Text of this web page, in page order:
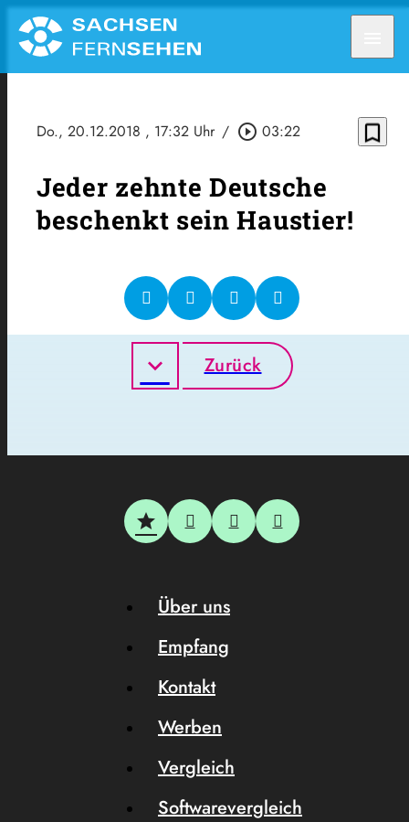
Do., 20.12.2018 , 17:32 Uhr / play_circle_outline 03:22 bookmark_border
Jeder zehnte Deutsche
beschenkt sein Haustier!
Zurück
Über uns
Empfang
Kontakt
Werben
Vergleich
Softwarevergleich